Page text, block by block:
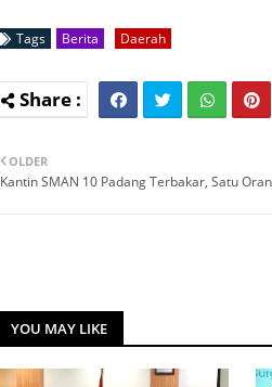
Tags Berita Daerah
OLDER
Kantin SMAN 10 Padang Terbakar, Satu
YOU MAY LIKE